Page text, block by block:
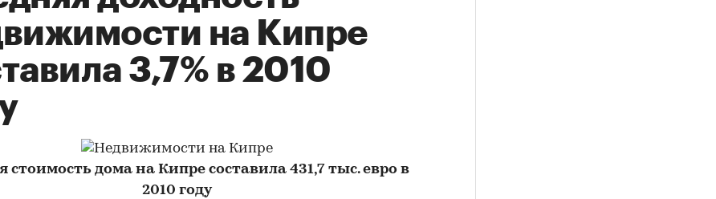
на Кипре
3,7% в 2010
стоимость дома на Кипре составила 431,7 тыс. евро в
2010 году